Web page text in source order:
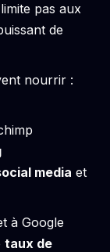
pas aux
de
nourrir :
media et
à Google
taux de